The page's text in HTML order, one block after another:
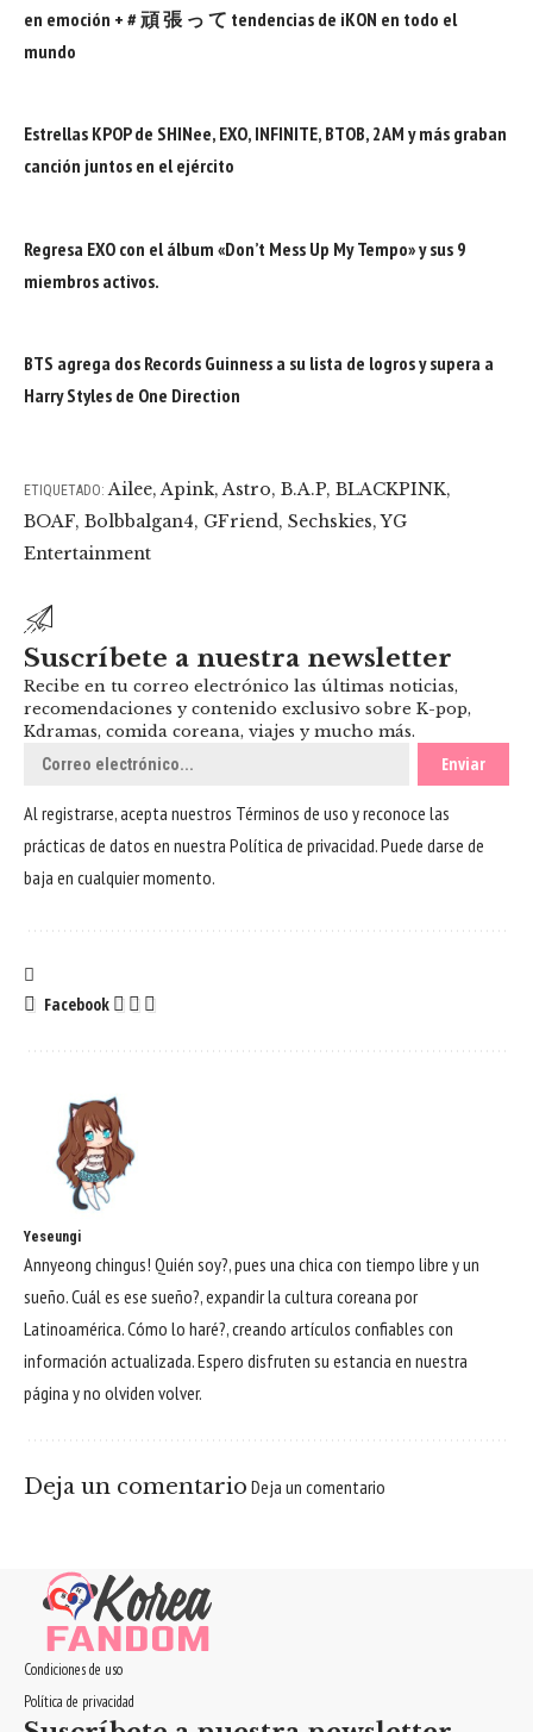
en emoción + # 頑 張 っ て tendencias de iKON en todo el
mundo
Estrellas KPOP de SHINee, EXO, INFINITE, BTOB, 2AM y más graban
canción juntos en el ejército
Regresa EXO con el álbum «Don’t Mess Up My Tempo» y sus 9
miembros activos.
BTS agrega dos Records Guinness a su lista de logros y supera a
Harry Styles de One Direction
ETIQUETADO: Ailee,Apink,Astro, B.A.P, BLACKPINK,
BOAF, Bolbbalgan4, GFriend, Sechskies,YG
Entertainment
Suscríbete a nuestra newsletter
Recibe en tu correo electrónico las últimas noticias,
recomendaciones y contenido exclusivo sobre K-pop,
Kdramas, comida coreana, viajes y mucho más.
Al registrarse, acepta nuestros Términos de uso y reconoce las
prácticas de datos en nuestra Política de privacidad. Puede darse de
baja en cualquier momento.
Facebook
Yeseungi
Annyeong chingus! Quién soy?, pues una chica con tiempo libre y un
sueño. Cuál es ese sueño?, expandir la cultura coreana por
Latinoamérica. Cómo lo haré?, creando artículos confiables con
información actualizada. Espero disfruten su estancia en nuestra
página y no olviden volver.
Deja un comentario Deja un comentario
Condiciones de uso
Política de privacidad